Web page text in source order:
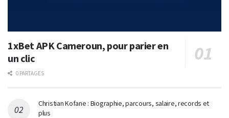
1xBet APK Cameroun, pour parier en
un clic
0 PARTAGES
Christian Kofane : Biographie, parcours, salaire, records et
plus